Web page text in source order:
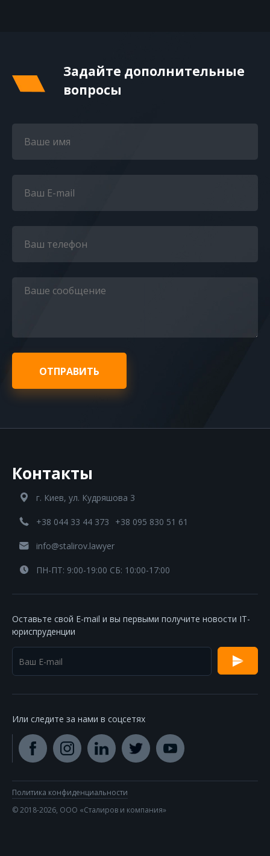
Задайте дополнительные
вопросы
ОТПРАВИТЬ
Контакты
г. Киев, ул. Кудряшова 3
+38 044 33 44 373 +38 095 830 51 61
info@stalirov.lawyer
ПН-ПТ: 9:00-19:00 СБ: 10:00-17:00
Оставьте свой E-mail и вы первыми получите новости IT-
юриспруденции
Или следите за нами в соцсетях
Политика конфиденциальности
© 2018-2026, ООО «Сталиров и компания»